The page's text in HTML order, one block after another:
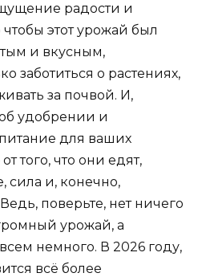
радости и
этот урожай был
и вкусным,
заботиться о растениях,
за почвой. И,
удобрении и
для ваших
того, что они едят,
сила и, конечно,
поверьте, нет ничего
урожай, а
немного. В 2026 году,
всё более